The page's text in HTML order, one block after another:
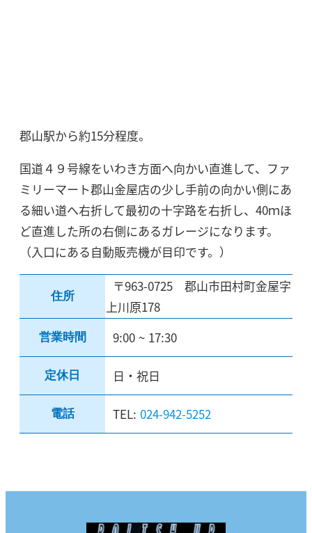
郡山駅から約15分程度。
国道４９号線をいわき方面へ向かい直進して、ファ
ミリーマート郡山金屋店の少し手前の向かい側にあ
る細い道へ右折して最初の十字路を右折し、40ｍほ
ど直進した所の右側にあるガレージになります。
（入口にある自動販売機が目印です。）
住所
〒963-0725 郡山市田村町金屋字
上川原178
営業時間 9:00 ~ 17:30
定休日 日・祝日
電話 TEL: 024-942-5252